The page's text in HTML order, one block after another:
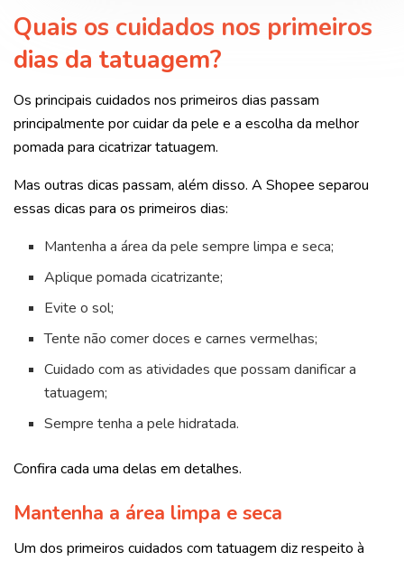
Quais os cuidados nos primeiros
dias da tatuagem?
Os principais cuidados nos primeiros dias passam
principalmente por cuidar da pele e a escolha da melhor
pomada para cicatrizar tatuagem.
Mas outras dicas passam, além disso. A Shopee separou
essas dicas para os primeiros dias:
Mantenha a área da pele sempre limpa e seca;
Aplique pomada cicatrizante;
Evite o sol;
Tente não comer doces e carnes vermelhas;
Cuidado com as atividades que possam danificar a
tatuagem;
Sempre tenha a pele hidratada.
Confira cada uma delas em detalhes.
Mantenha a área limpa e seca
Um dos primeiros cuidados com tatuagem diz respeito à